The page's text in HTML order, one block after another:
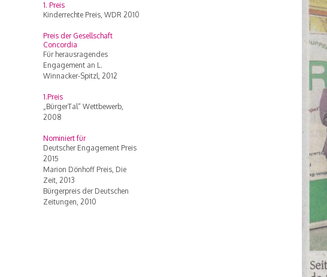
1. Preis
Kinderrechte Preis, WDR 2010
Preis der Gesellschaft
Concordia
Für herausragendes
Engagement an L.
Winnacker-Spitzl, 2012
1.Preis
„BürgerTal“ Wettbewerb,
2008
Nominiert für
Deutscher Engagement Preis
2015
Marion Dönhoff Preis, Die
Zeit, 2013
Bürgerpreis der Deutschen
Zeitungen, 2010